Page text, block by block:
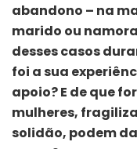
abandono – na
marido ou
desses casos
foi a sua
apoio? E de que
mulheres,
solidão, podem